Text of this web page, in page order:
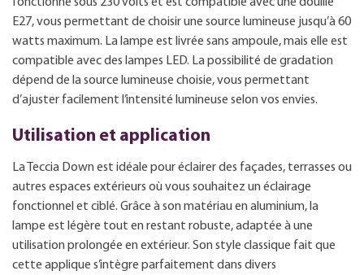
E27, vous permettant de choisir une source lumineuse jusqu’à 60
watts maximum. La lampe est livrée sans ampoule, mais elle est
compatible avec des lampes LED. La possibilité de gradation
dépend de la source lumineuse choisie, vous permettant
d’ajuster facilement l’intensité lumineuse selon vos envies.
Utilisation et application
La Teccia Down est idéale pour éclairer des façades, terrasses ou
autres espaces extérieurs où vous souhaitez un éclairage
fonctionnel et ciblé. Grâce à son matériau en aluminium, la
lampe est légère tout en restant robuste, adaptée à une
utilisation prolongée en extérieur. Son style classique fait que
cette applique s’intègre parfaitement dans divers